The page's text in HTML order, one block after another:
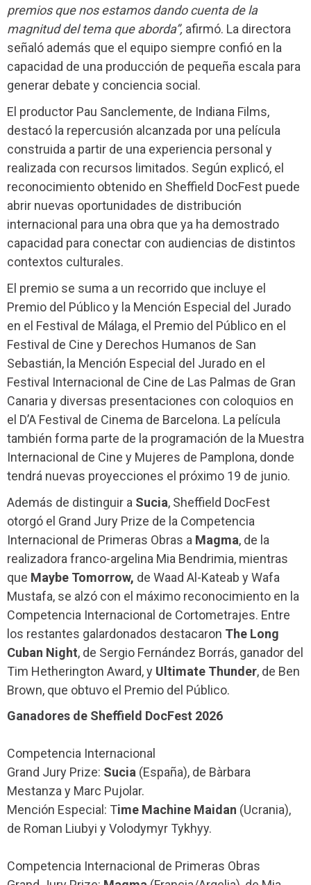
premios que nos estamos dando cuenta de la
magnitud del tema que aborda”, afirmó. La directora
señaló además que el equipo siempre confió en la
capacidad de una producción de pequeña escala para
generar debate y conciencia social.
El productor Pau Sanclemente, de Indiana Films,
destacó la repercusión alcanzada por una película
construida a partir de una experiencia personal y
realizada con recursos limitados. Según explicó, el
reconocimiento obtenido en Sheffield DocFest puede
abrir nuevas oportunidades de distribución
internacional para una obra que ya ha demostrado
capacidad para conectar con audiencias de distintos
contextos culturales.
El premio se suma a un recorrido que incluye el
Premio del Público y la Mención Especial del Jurado
en el Festival de Málaga, el Premio del Público en el
Festival de Cine y Derechos Humanos de San
Sebastián, la Mención Especial del Jurado en el
Festival Internacional de Cine de Las Palmas de Gran
Canaria y diversas presentaciones con coloquios en
el D’A Festival de Cinema de Barcelona. La película
también forma parte de la programación de la Muestra
Internacional de Cine y Mujeres de Pamplona, donde
tendrá nuevas proyecciones el próximo 19 de junio.
Además de distinguir a Sucia, Sheffield DocFest
otorgó el Grand Jury Prize de la Competencia
Internacional de Primeras Obras a Magma, de la
realizadora franco-argelina Mia Bendrimia, mientras
que Maybe Tomorrow, de Waad Al-Kateab y Wafa
Mustafa, se alzó con el máximo reconocimiento en la
Competencia Internacional de Cortometrajes. Entre
los restantes galardonados destacaron The Long
Cuban Night, de Sergio Fernández Borrás, ganador del
Tim Hetherington Award, y Ultimate Thunder, de Ben
Brown, que obtuvo el Premio del Público.
Ganadores de Sheffield DocFest 2026
Competencia Internacional
Grand Jury Prize: Sucia (España), de Bàrbara
Mestanza y Marc Pujolar.
Mención Especial: Time Machine Maidan (Ucrania),
de Roman Liubyi y Volodymyr Tykhyy.
Competencia Internacional de Primeras Obras